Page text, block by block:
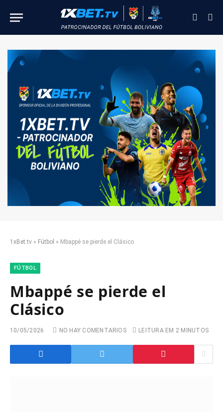
1xBet.tv » Fútbol » Mbappé se pierde el Clásico
FÚTBOL
Mbappé se pierde el
Clásico
10/05/2026 NO HAY COMENTARIOS LEITURA EM 2 MINUTOS